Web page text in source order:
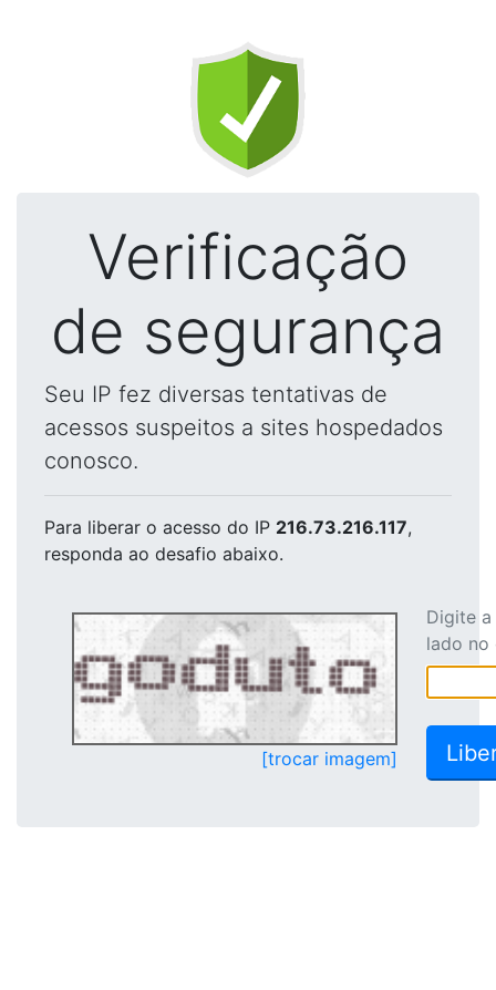
Verificação
de segurança
Seu IP fez diversas tentativas de
acessos suspeitos a sites hospedados
conosco.
Para liberar o acesso do IP 216.73.216.117,
responda ao desafio abaixo.
[trocar imagem]
Digite
lado no